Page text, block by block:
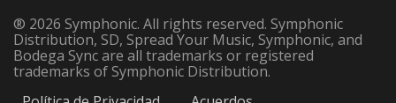
® 2026 Symphonic. All rights reserved. Symphonic
Distribution, SD, Spread Your Music, Symphonic, and
Bodega Sync are all trademarks or registered
trademarks of Symphonic Distribution.